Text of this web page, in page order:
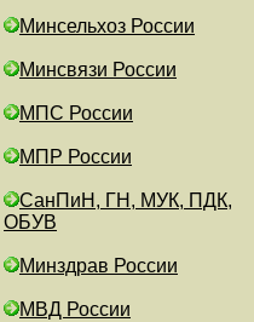
Минсельхоз России
Минсвязи России
МПС России
МПР России
СанПиН, ГН, МУК, ПДК,
ОБУВ
Минздрав России
МВД России